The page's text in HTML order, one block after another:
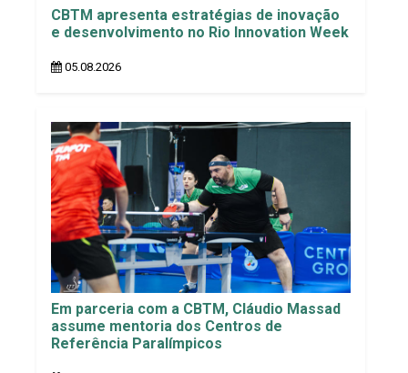
CBTM apresenta estratégias de inovação
e desenvolvimento no Rio Innovation Week
05.08.2026
Em parceria com a CBTM, Cláudio Massad
assume mentoria dos Centros de
Referência Paralímpicos